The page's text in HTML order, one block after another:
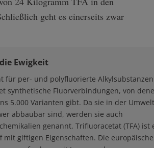
geht es einerseits zwar
Ewigkeit
für per- und polyfluorierte
synthetische Fluorverbindungen, von
5.000 Varianten gibt. Da sie in der
abbaubar sind, werden sie auch
genannt. Trifluoracetat (TFA) ist
mit giftigen Eigenschaften. Die